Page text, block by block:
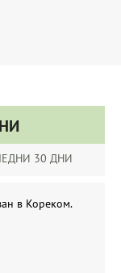
30 ДНИ
в Кореком.